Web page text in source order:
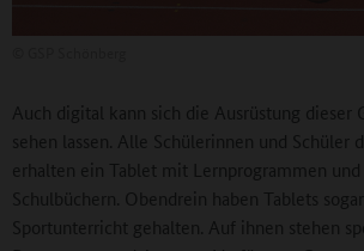
Auch digital kann sich die Ausrüstung dieser
sehen lassen. Alle Schülerinnen und Schüler
erhalten ein Tablet mit Lernprogrammen
Schulbüchern. Obendrein haben Tablets
Sportunterricht gehalten. Auf ihnen stehen